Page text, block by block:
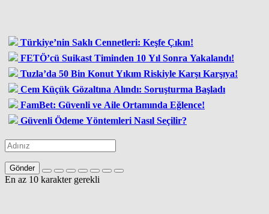
Türkiye’nin Saklı Cennetleri: Keşfe Çıkın!
FETÖ’cü Suikast Timinden 10 Yıl Sonra Yakalandı!
Tuzla’da 50 Bin Konut Yıkım Riskiyle Karşı Karşıya!
Cem Küçük Gözaltına Alındı: Soruşturma Başladı
FamBet: Güvenli ve Aile Ortamında Eğlence!
Güvenli Ödeme Yöntemleri Nasıl Seçilir?
Gönder
En az 10 karakter gerekli